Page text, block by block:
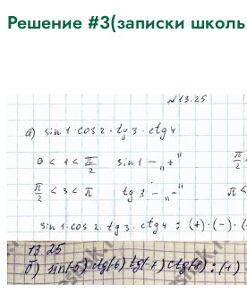
Решение #3(записки